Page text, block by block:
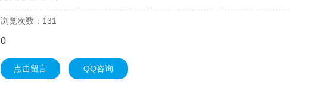
浏览次数：131
0
点击留言 QQ咨询